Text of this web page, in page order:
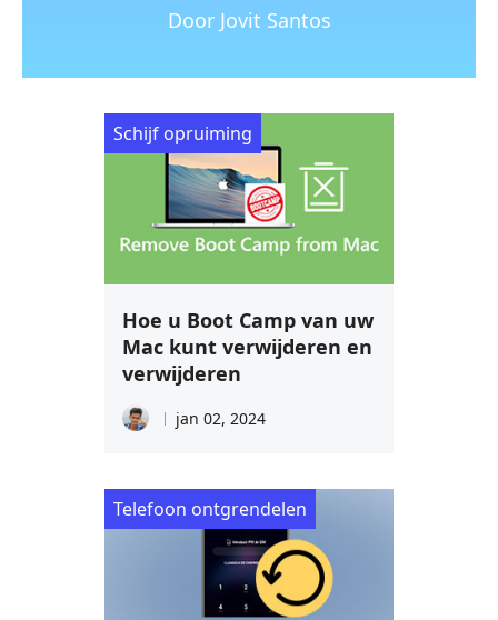
Door Jovit Santos
Hoe u Boot Camp van uw
Mac kunt verwijderen en
verwijderen
jan 02, 2024
Schijf opruiming
Telefoon ontgrendelen